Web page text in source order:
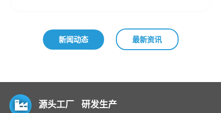
新闻动态 最新资讯
源头工厂 研发生产